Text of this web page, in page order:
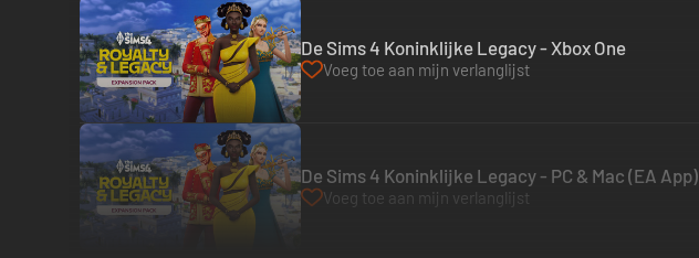
De Sims 4 Koninklijke Legacy - Xbox One
Voeg toe aan mijn verlanglijst
De Sims 4 Koninklijke Legacy - PC & Mac (EA App)
Voeg toe aan mijn verlanglijst